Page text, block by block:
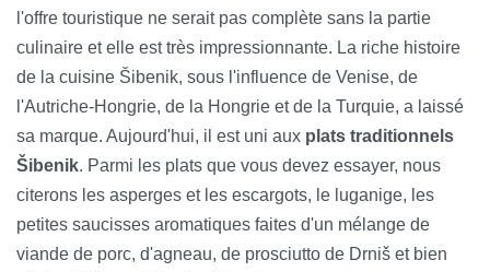
l'offre touristique ne serait pas complète sans la partie
culinaire et elle est très impressionnante. La riche histoire
de la cuisine Šibenik, sous l'influence de Venise, de
l'Autriche-Hongrie, de la Hongrie et de la Turquie, a laissé
sa marque. Aujourd'hui, il est uni aux plats traditionnels
Šibenik. Parmi les plats que vous devez essayer, nous
citerons les asperges et les escargots, le luganige, les
petites saucisses aromatiques faites d'un mélange de
viande de porc, d'agneau, de prosciutto de Drniš et bien